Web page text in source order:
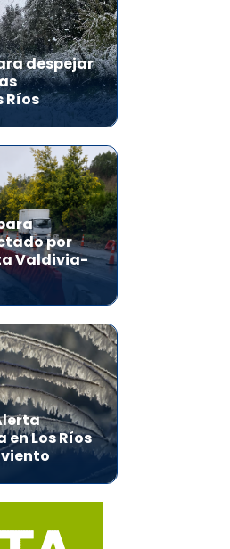
despejar
Ríos
por
Valdivia-
Los Ríos